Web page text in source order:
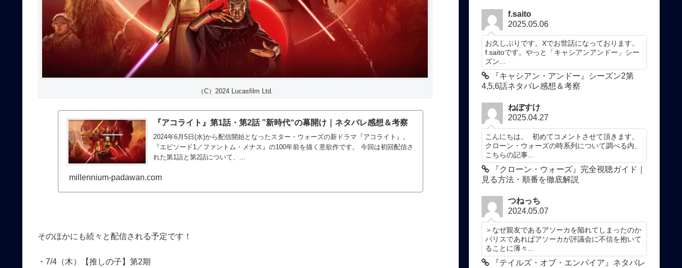
（C）2024 Lucasfilm Ltd.
『アコライト』第1話・第2話 ”新時代“の幕開け｜ネタバレ感想＆考察
2024年6月5日(水)から配信開始となったスター・ウォーズの新ドラマ『アコライト』。
『エピソード1／ファントム・メナス』の100年前を描く意欲作です。 今回は初回配信さ
れた第1話と第2話について、...
millennium-padawan.com
そのほかにも続々と配信される予定です！
・7/4（木）【推しの子】第2期
f.saito
2025.05.06
お久しぶりです。Xでお世話になっております。
f.saitoです。やっと「キャシアンアンドー」シー
ズン...
『キャシアン・アンドー』シーズン2第
4,5,6話ネタバレ感想＆考察
ねぼすけ
2025.04.27
こんにちは。 初めてコメントさせて頂きます。
クローン・ウォーズの時系列について調べる内、
こちらの記事...
『クローン・ウォーズ』完全視聴ガイド｜
見る方法・順番を徹底解説
つねっち
2024.05.07
＞なぜ親友であるアソーカを陥れてしまったのか
バリスであればアソーカが評議会に不信を抱いて
ることに薄々...
『テイルズ・オブ・エンパイア』ネタバレ